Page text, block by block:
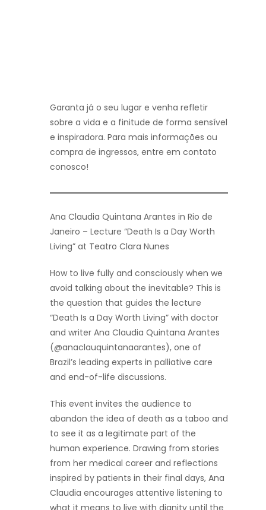
Garanta já o seu lugar e venha refletir
sobre a vida e a finitude de forma sensível
e inspiradora. Para mais informações ou
compra de ingressos, entre em contato
conosco!
Ana Claudia Quintana Arantes in Rio de
Janeiro – Lecture “Death Is a Day Worth
Living” at Teatro Clara Nunes
How to live fully and consciously when we
avoid talking about the inevitable? This is
the question that guides the lecture
“Death Is a Day Worth Living” with doctor
and writer Ana Claudia Quintana Arantes
(@anaclauquintanaarantes), one of
Brazil’s leading experts in palliative care
and end-of-life discussions.
This event invites the audience to
abandon the idea of death as a taboo and
to see it as a legitimate part of the
human experience. Drawing from stories
from her medical career and reflections
inspired by patients in their final days, Ana
Claudia encourages attentive listening to